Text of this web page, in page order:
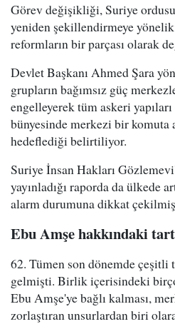
Görev değişikliği, Suriye
yeniden şekillendirmeye
reformların bir parçası olarak
Devlet Başkanı Ahmed Şara
grupların bağımsız güç
engelleyerek tüm askeri
bünyesinde merkezi bir komuta
hedeflediği belirtiliyor.
Suriye İnsan Hakları
yayınladığı raporda da ülkede
alarm durumuna dikkat
Ebu Amşe hakkındaki
62. Tümen son dönemde çeşitli
gelmişti. Birlik içerisindeki
Ebu Amşe'ye bağlı kalması,
zorlaştıran unsurlardan biri